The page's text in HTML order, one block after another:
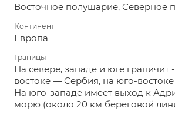
Восточное полушарие, Северное
Континент
Европа
Границы
На севере, западе и юге граничит
востоке — Сербия, на юго-
На юго-западе имеет выход к
морю (около 20 км береговой